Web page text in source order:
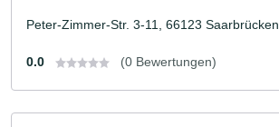
Peter-Zimmer-Str. 3-11, 66123 Saarbrücken
0.0 (0 Bewertungen)